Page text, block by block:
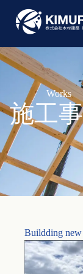
Works
施工
Buildding new